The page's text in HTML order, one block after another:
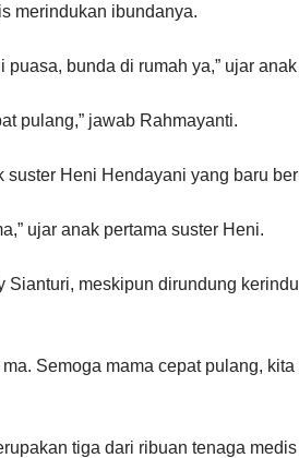
merindukan ibundanya.
bunda di rumah ya,” ujar
pulang,” jawab Rahmayanti.
Heni Hendayani yang baru
ujar anak pertama suster Heni.
Sianturi, meskipun dirundung
Semoga mama cepat pulang,
tiga dari ribuan tenaga